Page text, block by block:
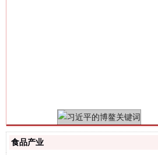
食品产业